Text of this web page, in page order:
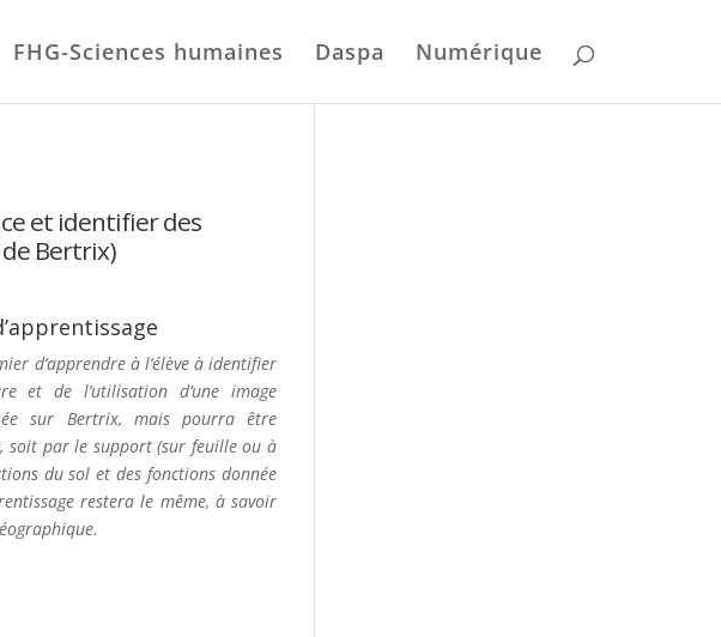
FHG-Sciences humaines Daspa Numérique
et identifier des
Bertrix)
d’apprendre à l’élève à identifier
et de l’utilisation d’une image
sur Bertrix, mais pourra être
soit par le support (sur feuille ou à
du sol et des fonctions donnée
restera le même, à savoir